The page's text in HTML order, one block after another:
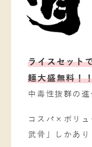
ライスセット
麺大盛無料！
中毒性抜群の
コスパ×ボリュ
武骨」しかあり